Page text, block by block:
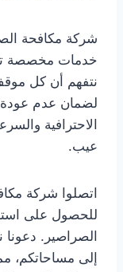
شركة مكافحة
خدمات مخصصة
نتفهم أن كل
لضمان عدم عودة
الاحترافية
عيب.
اتصلوا شركة
للحصول على
الصراصير. دعونا
إلى مساحاتكم،